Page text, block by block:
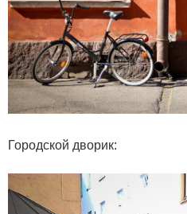
Городской дворик: